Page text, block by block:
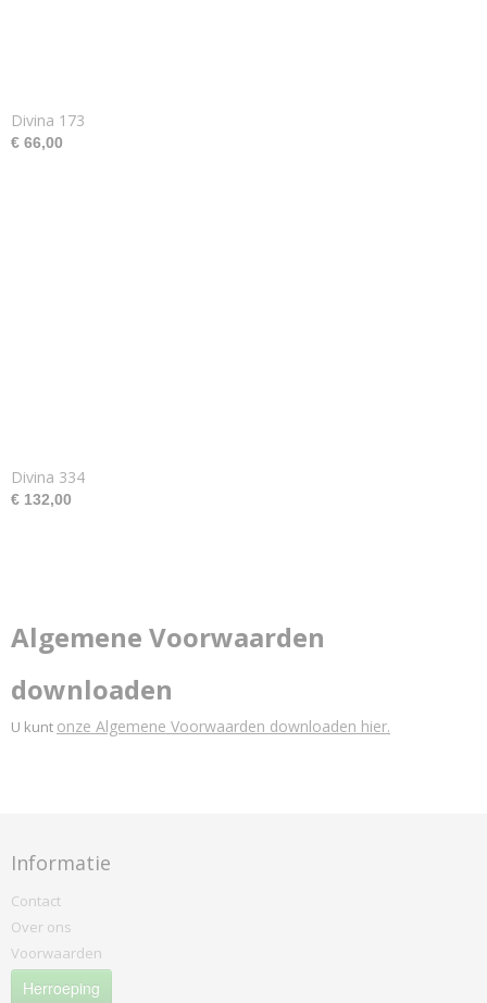
Divina 173
€ 66,00
Divina 334
€ 132,00
Algemene Voorwaarden
downloaden
U kunt onze Algemene Voorwaarden downloaden hier.
Informatie
Contact
Over ons
Voorwaarden
Herroeping